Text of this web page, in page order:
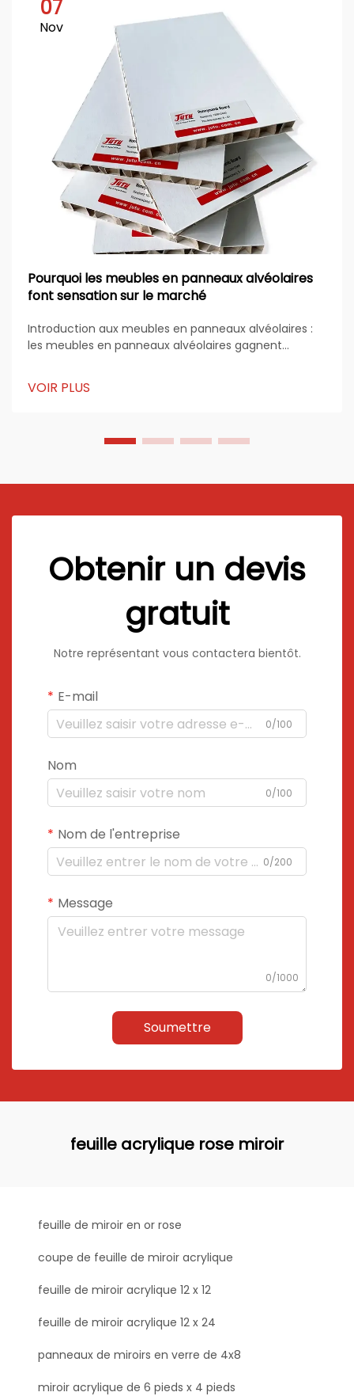
07
Nov
Pourquoi les meubles en panneaux alvéolaires
font sensation sur le marché
Introduction aux meubles en panneaux alvéolaires :
les meubles en panneaux alvéolaires gagnent
résistance et leur durabilité. Fabriqués à partir de
VOIR PLUS
Obtenir un devis
gratuit
Notre représentant vous contactera bientôt.
E-mail
0/100
Nom
0/100
Nom de l'entreprise
0/200
Message
0/1000
Soumettre
feuille acrylique rose miroir
feuille de miroir en or rose
coupe de feuille de miroir acrylique
feuille de miroir acrylique 12 x 12
feuille de miroir acrylique 12 x 24
panneaux de miroirs en verre de 4x8
miroir acrylique de 6 pieds x 4 pieds